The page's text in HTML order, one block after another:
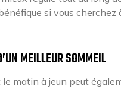
si vous cherchez
MEILLEUR SOMMEIL
le matin à jeun peut